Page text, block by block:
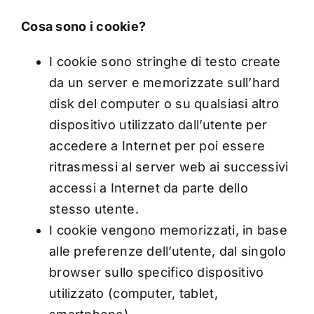
Cosa sono i cookie?
I cookie sono stringhe di testo create
da un server e memorizzate sull’hard
disk del computer o su qualsiasi altro
dispositivo utilizzato dall’utente per
accedere a Internet per poi essere
ritrasmessi al server web ai successivi
accessi a Internet da parte dello
stesso utente.
I cookie vengono memorizzati, in base
alle preferenze dell’utente, dal singolo
browser sullo specifico dispositivo
utilizzato (computer, tablet,